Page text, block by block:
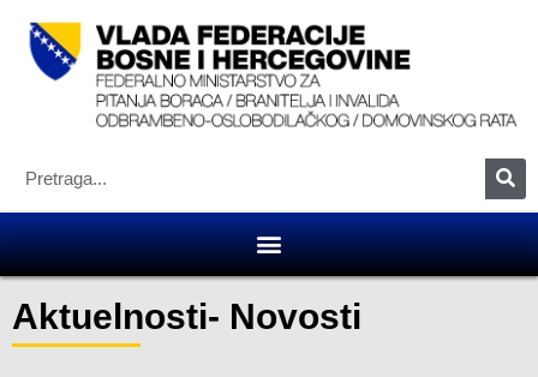
Aktuelnosti- Novosti